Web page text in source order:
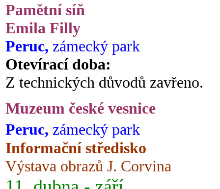
Pamětní síň
Emila Filly
Peruc, zámecký park
Otevírací doba:
Z technických důvodů zavřeno.
Muzeum české vesnice
Peruc, zámecký park
Informační středisko
Výstava obrazů J. Corvina